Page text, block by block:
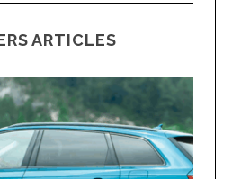
ARTICLES